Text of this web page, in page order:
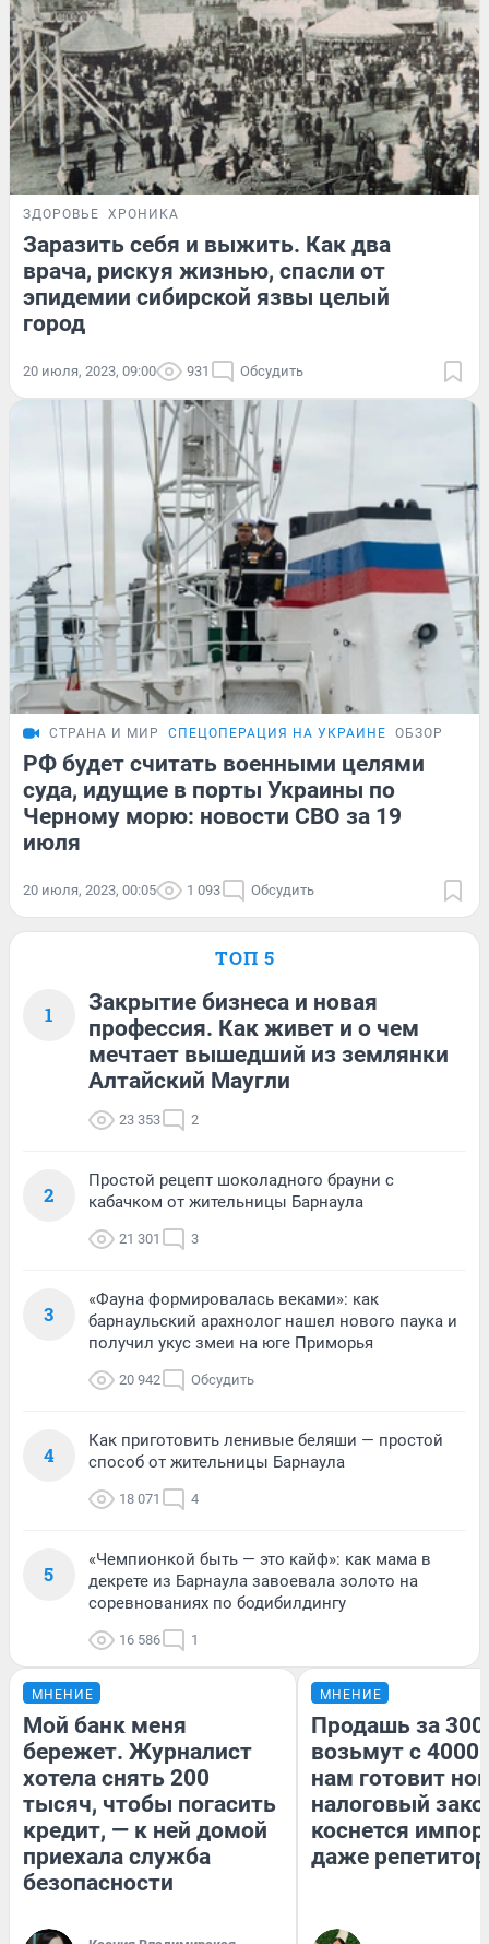
ЗДОРОВЬЕ ХРОНИКА
Заразить себя и выжить. Как два
врача, рискуя жизнью, спасли от
эпидемии сибирской язвы целый
город
20 июля, 2023, 09:00 931 Обсудить
СТРАНА И МИР СПЕЦОПЕРАЦИЯ НА УКРАИНЕ ОБЗОР
РФ будет считать военными целями
суда, идущие в порты Украины по
Черному морю: новости СВО за 19
июля
20 июля, 2023, 00:05 1 093 Обсудить
ТОП 5
1
Закрытие бизнеса и новая
профессия. Как живет и о чем
мечтает вышедший из землянки
Алтайский Маугли
23 353 2
2
Простой рецепт шоколадного брауни с
кабачком от жительницы Барнаула
21 301 3
3
«Фауна формировалась веками»: как
барнаульский арахнолог нашел нового паука и
получил укус змеи на юге Приморья
20 942 Обсудить
4
Как приготовить ленивые беляши — простой
способ от жительницы Барнаула
18 071 4
5
«Чемпионкой быть — это кайф»: как мама в
декрете из Барнаула завоевала золото на
соревнованиях по бодибилдингу
16 586 1
МНЕНИЕ
Мой банк меня
бережет. Журналист
хотела снять 200
тысяч, чтобы погасить
кредит, — к ней домой
приехала служба
безопасности
МНЕНИЕ
Продашь за
возьмут с
нам готовит
налоговый
коснется
даже